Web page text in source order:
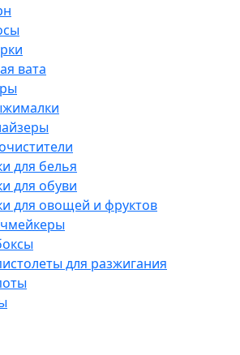
вата
для белья
для обуви
для овощей и фруктов
для разжигания